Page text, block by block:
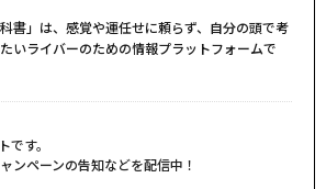
書」は、感覚や運任せに頼らず、自分の頭で考
いライバーのための情報プラットフォームで
です。
ンペーンの告知などを配信中！